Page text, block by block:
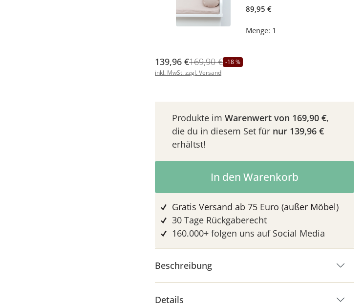
89,95 €
Menge: 1
139,96 €169,90 € -18 %
inkl. MwSt. zzgl. Versand
Produkte im Warenwert von 169,90 €,
die du in diesem Set für nur 139,96 €
erhältst!
Produkt Anzahl: Gib den
In den Warenkorb
Gratis Versand ab 75 Euro (außer Möbel)
30 Tage Rückgaberecht
160.000+ folgen uns auf Social Media
Beschreibung
Details